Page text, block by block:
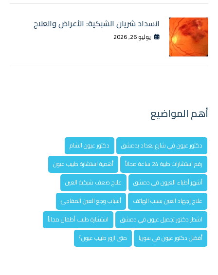
انسداد شريان الشبكية: الأعراض والعلاج
يوليو 26, 2026
أهم المواضيع
دكتور عيون في شارع بغداد بدمشق
دكتور عيون الشام
رقم استشارات طبية 24 ساعة مجاناً
أهمية استشارة طبيب عيون
أشهر أطباء العيون في دمشق
علاج ضعف شبكية العين
علاج إجهاد العين بسبب الهاتف
أسباب وجع العين المفاجئ
اشطر دكتور تجميل عيون في دمشق
استشارة طبيب أطفال مجاناً
أفضل دكتور عيون في سوريا
متى ازور طبيب عيون؟